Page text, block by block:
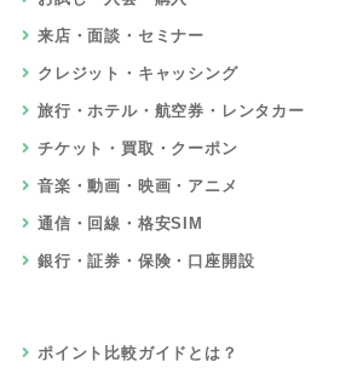
来店・面談・セミナー
クレジット・キャッシング
旅行・ホテル・航空券・レンタカー
チケット・買取・クーポン
音楽・動画・映画・アニメ
通信・回線・格安SIM
銀行・証券・保険・口座開設
ポイント比較ガイドとは？